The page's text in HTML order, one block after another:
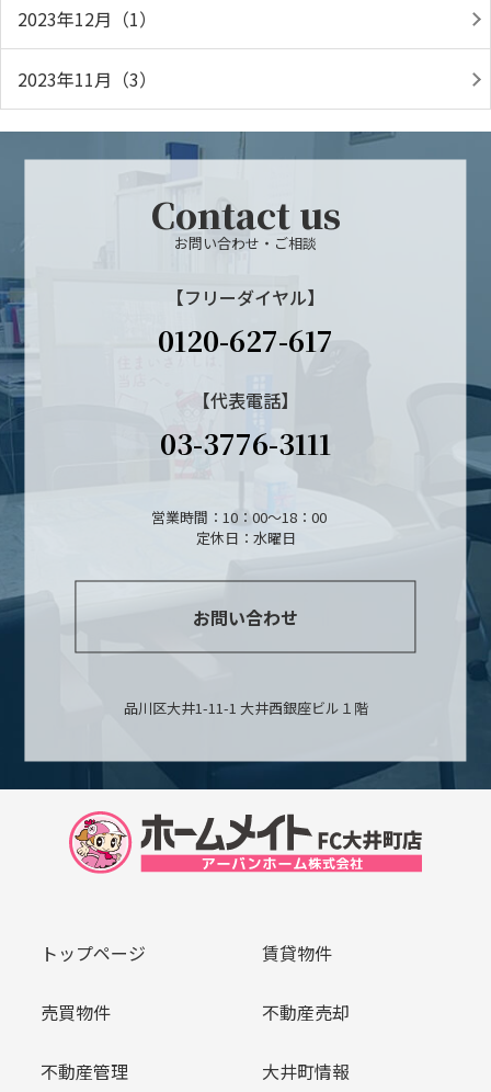
2023年12月（1）
2023年11月（3）
Contact us
お問い合わせ・ご相談
【フリーダイヤル】
0120-627-617
【代表電話】
03-3776-3111
営業時間：10：00～18：00
定休日：水曜日
お問い合わせ
品川区大井1-11-1 大井西銀座ビル１階
トップページ 賃貸物件
売買物件 不動産売却
不動産管理 大井町情報